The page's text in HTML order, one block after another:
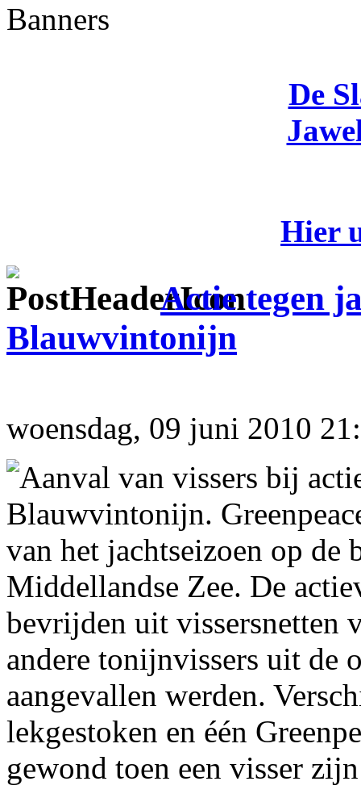
Banners
De
Hier
Actie tegen
Blauwvintonijn
woensdag, 09 juni 2010
Aanval van vissers bij
Blauwvintonijn.
van het jachtseizoen op
Middellandse Zee. De
bevrijden uit vissersnetten
andere tonijnvissers uit de
aangevallen werden.
lekgestoken en één
gewond toen een visser